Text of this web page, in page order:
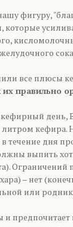
фигуру,
все плюсы
их правильно
кефирный день,
кефира.
в течение дня
выпить
Ограничений
– нет
или
предпочитает